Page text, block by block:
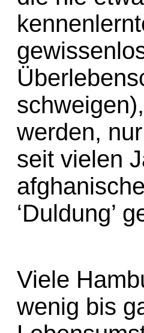
werden,
seit vielen
‘Duldung’
Viele
wenig bis